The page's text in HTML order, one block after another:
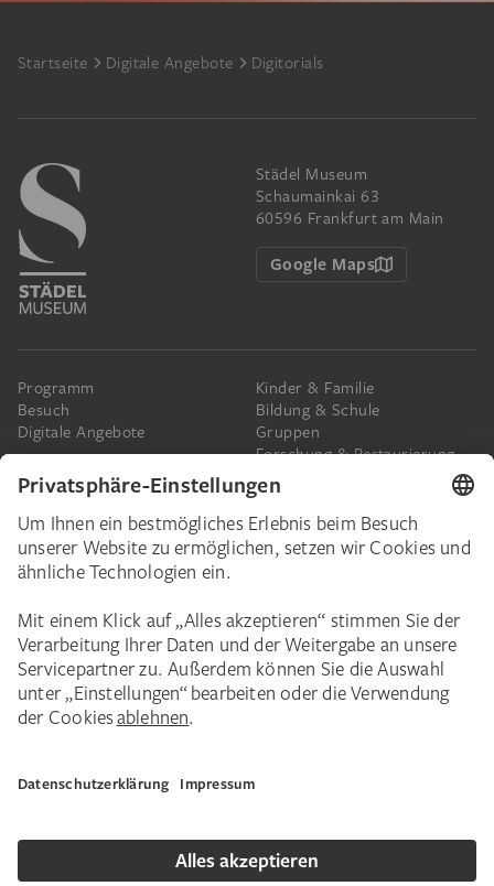
Footer
Startseite Digitale Angebote Digitorials
Städel Museum
Schaumainkai 63
60596 Frankfurt am Main
Google Maps
Programm
Besuch
Digitale Angebote
Kinder & Familie
Bildung & Schule
Gruppen
Forschung & Restaurierung
Presse
Das Städel
Spenden
Schenkungen & Nachlass
Corporate Events
Städelverein
Karriere
Städel Stories
Newsletter
DatenschutzPrivatsphäreBildnachweise
HausordnungKontakt